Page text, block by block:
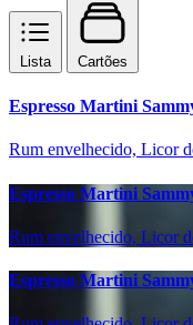
Lista Cartões
Espresso Martini
Rum envelhecido, Licor
Espresso Martini
Rum envelhecido, Licor
Espresso Martini